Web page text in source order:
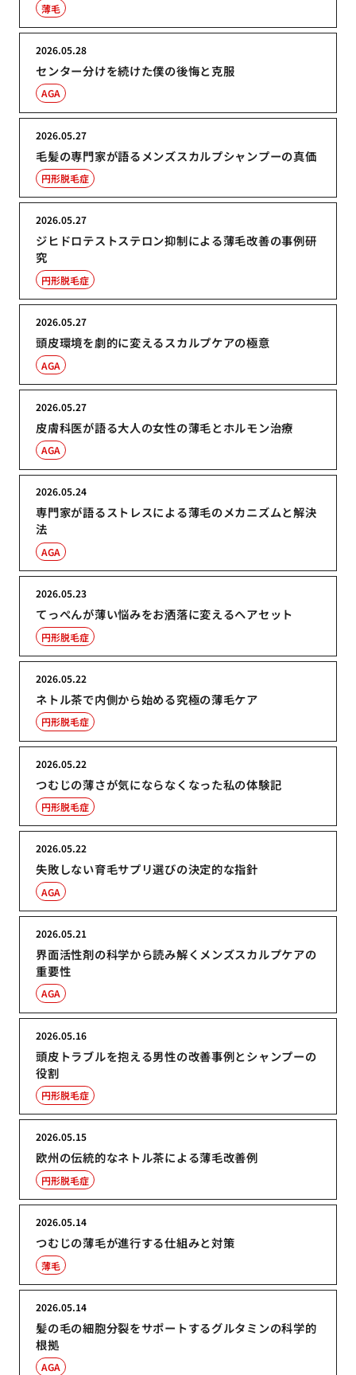
薄毛
センター分けを続けた僕の後悔と克服
2026.05.28
AGA
毛髪の専門家が語るメンズスカルプシャンプーの真価
2026.05.27
円形脱毛症
ジヒドロテストステロン抑制による薄毛改善の事例研
究
2026.05.27
円形脱毛症
頭皮環境を劇的に変えるスカルプケアの極意
2026.05.27
AGA
皮膚科医が語る大人の女性の薄毛とホルモン治療
2026.05.27
AGA
専門家が語るストレスによる薄毛のメカニズムと解決
法
2026.05.24
AGA
てっぺんが薄い悩みをお洒落に変えるヘアセット
2026.05.23
円形脱毛症
ネトル茶で内側から始める究極の薄毛ケア
2026.05.22
円形脱毛症
つむじの薄さが気にならなくなった私の体験記
2026.05.22
円形脱毛症
失敗しない育毛サプリ選びの決定的な指針
2026.05.22
AGA
界面活性剤の科学から読み解くメンズスカルプケアの
重要性
2026.05.21
AGA
頭皮トラブルを抱える男性の改善事例とシャンプーの
役割
2026.05.16
円形脱毛症
欧州の伝統的なネトル茶による薄毛改善例
2026.05.15
円形脱毛症
つむじの薄毛が進行する仕組みと対策
2026.05.14
薄毛
髪の毛の細胞分裂をサポートするグルタミンの科学的
根拠
2026.05.14
AGA